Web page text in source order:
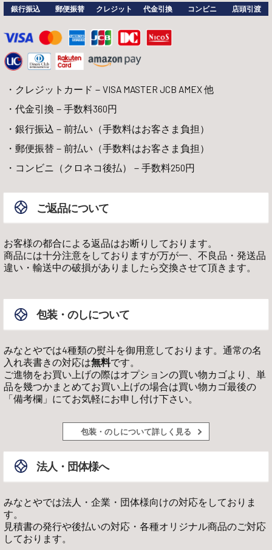
銀行振込 郵便振替 クレジット 代金引換 コンビニ 店頭引渡
クレジットカード－VISA MASTER JCB AMEX 他
代金引換－手数料360円
銀行振込－前払い（手数料はお客さま負担）
郵便振替－前払い（手数料はお客さま負担）
コンビニ（クロネコ後払）－手数料250円
ご返品について
お客様の都合による返品はお断りしております。
商品には十分注意をしておりますが万が一、不良品・発送品
違い・輸送中の破損がありましたら交換させて頂きます。
包装・のしについて
みなとやでは4種類の熨斗を御用意しております。通常の名
入れ表書きの対応は無料です。
ご進物をお買い上げの際はオプションの買い物カゴより、単
品を幾つかまとめてお買い上げの場合は買い物カゴ最後の
「備考欄」にてお気軽にお申し付け下さい。
包装・のしについて詳しく見る
法人・団体様へ
みなとやでは法人・企業・団体様向けの対応をしておりま
す。
見積書の発行や後払いの対応・各種オリジナル商品のご対応
しております。